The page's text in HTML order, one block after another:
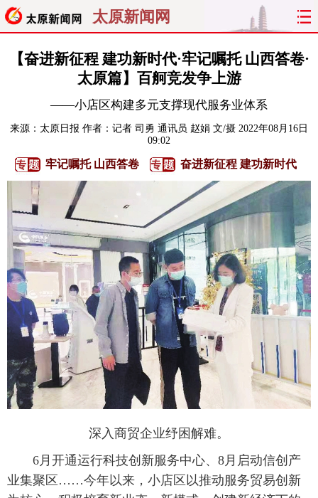
太原新闻网
首页 聚焦 太原 山西
关注 文明
纵横 曝光 综合 专题
旅游 理财 政务 教育
看天下 最太原 网罗民生
太原日报 太原晚报 热评
【奋进新征程 建功新时代·牢记嘱托 山西答卷·
太原篇】百舸竞发争上游
——小店区构建多元支撑现代服务业体系
来源： 太原日报 作者：记者 司勇 通讯员 赵娟 文/摄 2022年08月16日
09:02
牢记嘱托 山西答卷 奋进新征程 建功新时代
深入商贸企业纾困解难。
6月开通运行科技创新服务中心、8月启动信创产
业集聚区……今年以来，小店区以推动服务贸易创新